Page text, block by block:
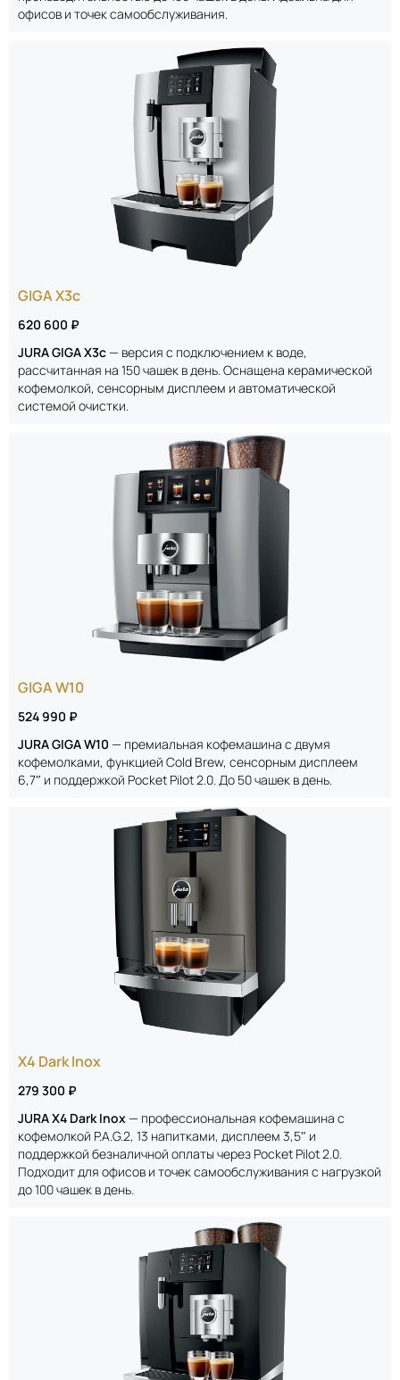
офисов и точек самообслуживания.
GIGA X3c
620 600 ₽
JURA GIGA X3c— версия с подключением к воде,
рассчитанная на 150 чашек в день. Оснащена керамической
кофемолкой, сенсорным дисплеем и автоматической
системой очистки.
GIGA W10
524 990 ₽
JURA GIGA W10 — премиальная кофемашина с двумя
кофемолками, функцией Cold Brew, сенсорным дисплеем
6,7″ и поддержкой Pocket Pilot 2.0. До 50 чашек в день.
X4 Dark Inox
279 300 ₽
JURA X4 Dark Inox— профессиональная кофемашина с
кофемолкой P.A.G.2, 13 напитками, дисплеем 3,5″ и
поддержкой безналичной оплаты через Pocket Pilot 2.0.
Подходит для офисов и точек самообслуживания с нагрузкой
до 100 чашек в день.